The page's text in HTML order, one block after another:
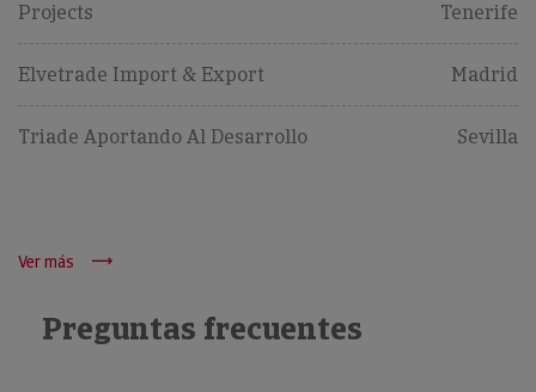
Projects
Tenerife
Elvetrade Import & Export Madrid
Triade Aportando Al Desarrollo Sevilla
Ver más
Preguntas frecuentes